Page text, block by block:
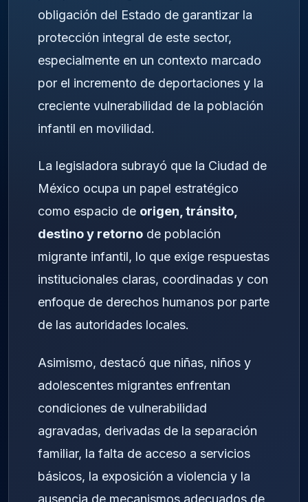
obligación del Estado de garantizar la
protección integral de este sector,
especialmente en un contexto marcado
por el incremento de deportaciones y la
creciente vulnerabilidad de la población
infantil en movilidad.
La legisladora subrayó que la Ciudad de
México ocupa un papel estratégico
como espacio de origen, tránsito,
destino y retorno de población
migrante infantil, lo que exige respuestas
institucionales claras, coordinadas y con
enfoque de derechos humanos por parte
de las autoridades locales.
Asimismo, destacó que niñas, niños y
adolescentes migrantes enfrentan
condiciones de vulnerabilidad
agravadas, derivadas de la separación
familiar, la falta de acceso a servicios
básicos, la exposición a violencia y la
ausencia de mecanismos adecuados de